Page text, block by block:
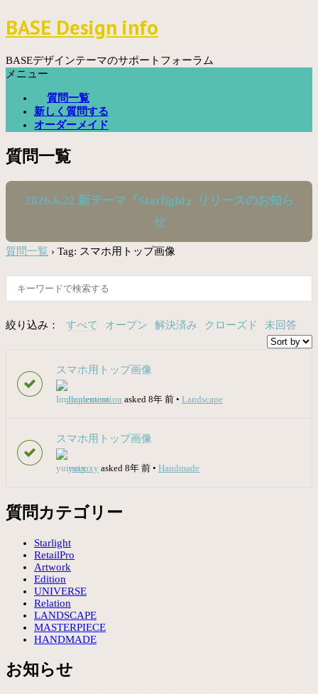
コ
ン
ン
ツ
BASE Design info
BASEデザインテーマのサポートフォーラム
メニュー
質問一覧
新しく質問する
オーダーメイド
質問一覧
2026.6.22 新テーマ『Starlight』リリースのお知ら
せ
質問一覧 › Tag: スマホ用トップ画像
絞り込み： すべて オープン 解決済み クローズド 未回答
スマホ用トップ画像
Implemention asked 8年 前 • Landscape
スマホ用トップ画像
yuiroxy asked 8年 前 • Handmade
質問カテゴリー
Starlight
RetailPro
Artwork
Edition
UNIVERSE
Relation
LANDSCAPE
MASTERPIECE
HANDMADE
お知らせ